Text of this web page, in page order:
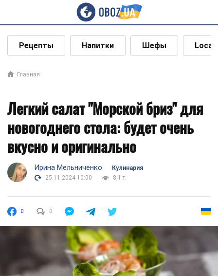
Рецепты Напитки Шефы Local
Главная
Легкий салат "Морской бриз" для
новогоднего стола: будет очень
вкусно и оригинально
Ирина Мельниченко
Кулинария
25.11.2024 10:00
8,1 т.
0 0